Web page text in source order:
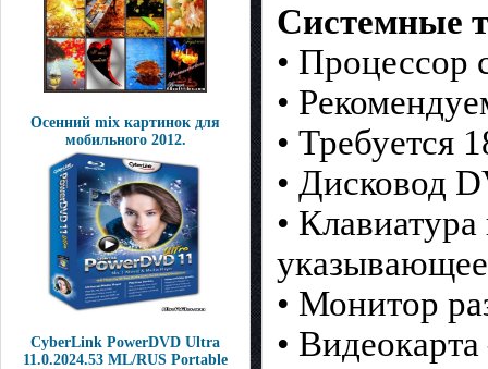
Осенний mix картинок для
мобильного 2012.
CyberLink PowerDVD Ultra
11.0.2024.53 ML/RUS Portable
Системные
• Процессор
•
• Требуется
• Дисковод
•
• Монитор
•